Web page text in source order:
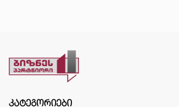
ᲙᲐᲢᲔᲒᲝᲠᲘᲔᲑᲘ